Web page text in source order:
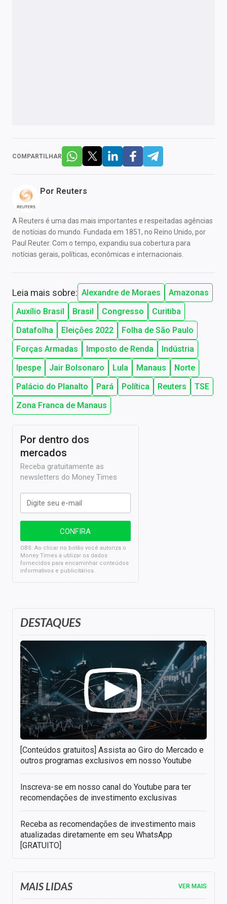
COMPARTILHAR
Por Reuters
A Reuters é uma das mais importantes e respeitadas agências
de notícias do mundo. Fundada em 1851, no Reino Unido, por
Paul Reuter. Com o tempo, expandiu sua cobertura para
notícias gerais, políticas, econômicas e internacionais.
Leia mais sobre: Alexandre de Moraes
Amazonas
Auxílio Brasil
Brasil Congresso
Curitiba
Datafolha
Eleições 2022
Folha de São Paulo
Forças Armadas
Imposto de Renda
Indústria
Ipespe
Jair Bolsonaro Lula Manaus
Norte
Palácio do Planalto
Pará Política Reuters
TSE
Zona Franca de Manaus
DESTAQUES
[Conteúdos gratuitos] Assista ao Giro do Mercado e
outros programas exclusivos em nosso Youtube
Inscreva-se em nosso canal do Youtube para ter
recomendações de investimento exclusivas
Receba as recomendações de investimento mais
atualizadas diretamente em seu WhatsApp
[GRATUITO]
Por dentro dos
mercados
Receba gratuitamente as
newsletters do Money Times
OBS: Ao clicar no botão você autoriza o
Money Times a utilizar os dados
fornecidos para encaminhar conteúdos
informativos e publicitários.
MAIS LIDAS VER MAIS